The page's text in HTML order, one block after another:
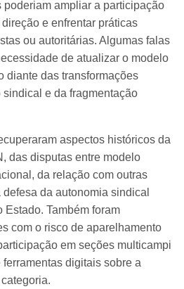
ampliar a participação
e enfrentar práticas
ou autoritárias. Algumas falas
de atualizar o modelo
diante das transformações
e da fragmentação
aspectos históricos da
das disputas entre modelo
da relação com outras
da autonomia sindical
Estado. Também foram
com o risco de aparelhamento
em seções multicampi
digitais sobre a